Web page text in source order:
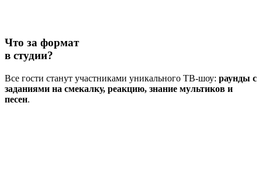
Что за формат
в студии?
Все гости станут участниками уникального ТВ-шоу: раунды с
заданиями на смекалку, реакцию, знание мультиков и
песен.